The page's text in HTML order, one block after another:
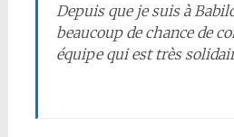
Depuis que je suis à
beaucoup de chance de
équipe qui est très